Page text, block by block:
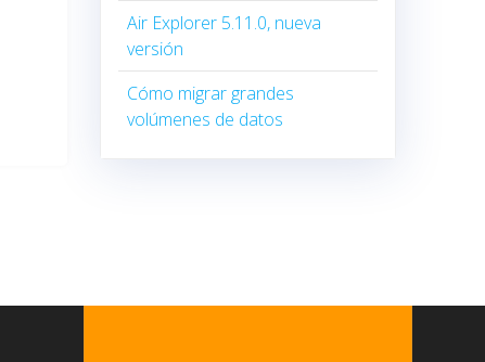
Air Explorer 5.11.0, nueva
versión
Cómo migrar grandes
volúmenes de datos